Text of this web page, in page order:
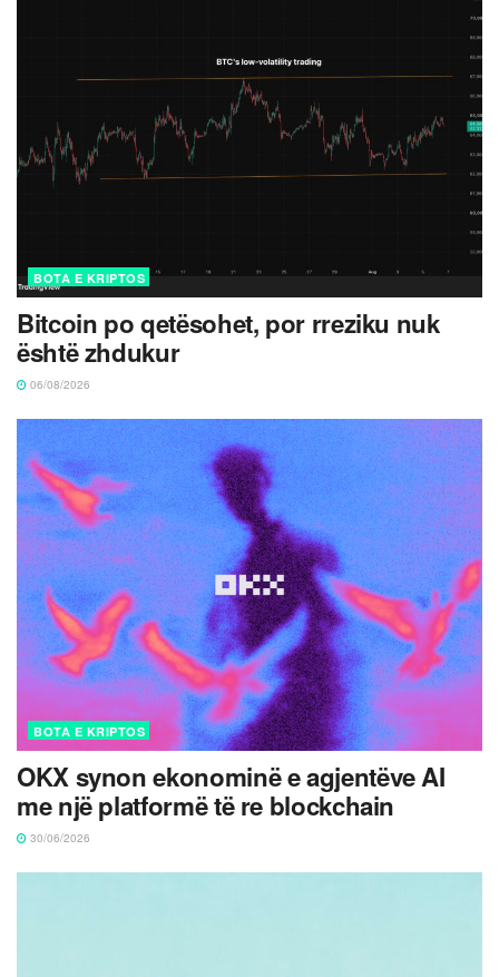
BOTA E KRIPTOS
Bitcoin po qetësohet, por rreziku nuk
është zhdukur
06/08/2026
BOTA E KRIPTOS
OKX synon ekonominë e agjentëve AI
me një platformë të re blockchain
30/06/2026